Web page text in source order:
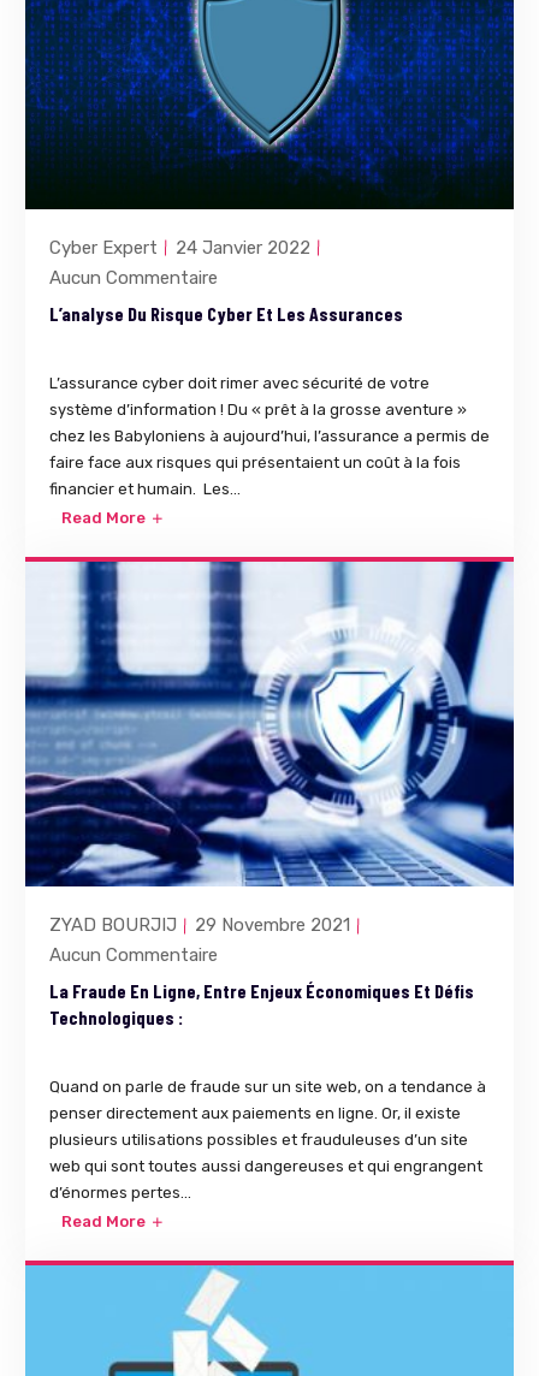
Cyber Expert
24 Janvier 2022
Aucun Commentaire
L’analyse Du Risque Cyber Et Les Assurances
L’assurance cyber doit rimer avec sécurité de votre
système d’information ! Du « prêt à la grosse aventure »
chez les Babyloniens à aujourd’hui, l’assurance a permis de
faire face aux risques qui présentaient un coût à la fois
financier et humain. Les...
Read More
ZYAD BOURJIJ
29 Novembre 2021
Aucun Commentaire
La Fraude En Ligne, Entre Enjeux Économiques Et Défis
Technologiques :
Quand on parle de fraude sur un site web, on a tendance à
penser directement aux paiements en ligne. Or, il existe
plusieurs utilisations possibles et frauduleuses d’un site
web qui sont toutes aussi dangereuses et qui engrangent
d’énormes pertes...
Read More